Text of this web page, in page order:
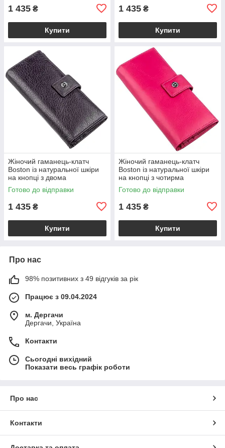
1 435 ₴
Купити
1 435 ₴
Купити
Жіночий гаманець-клатч
Boston із натуральної шкіри
на кнопці з двома
відділеннями на блискавці,
фіолетово-сірий VL18846
Готово до відправки
1 435 ₴
Купити
Жіночий гаманець-клатч
Boston із натуральної шкіри
на кнопці з чотирма
відділеннями для купюр,
рожевий VL18847
Готово до відправки
1 435 ₴
Купити
Про нас
98% позитивних з 49 відгуків за рік
Працює з 09.04.2024
м. Дергачи
Дергачи, Україна
Контакти
Сьогодні вихідний
Показати весь графік роботи
Про нас
Контакти